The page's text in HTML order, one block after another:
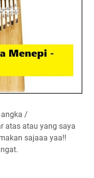
/
atas atau yang saya
sajaaa yaa!!